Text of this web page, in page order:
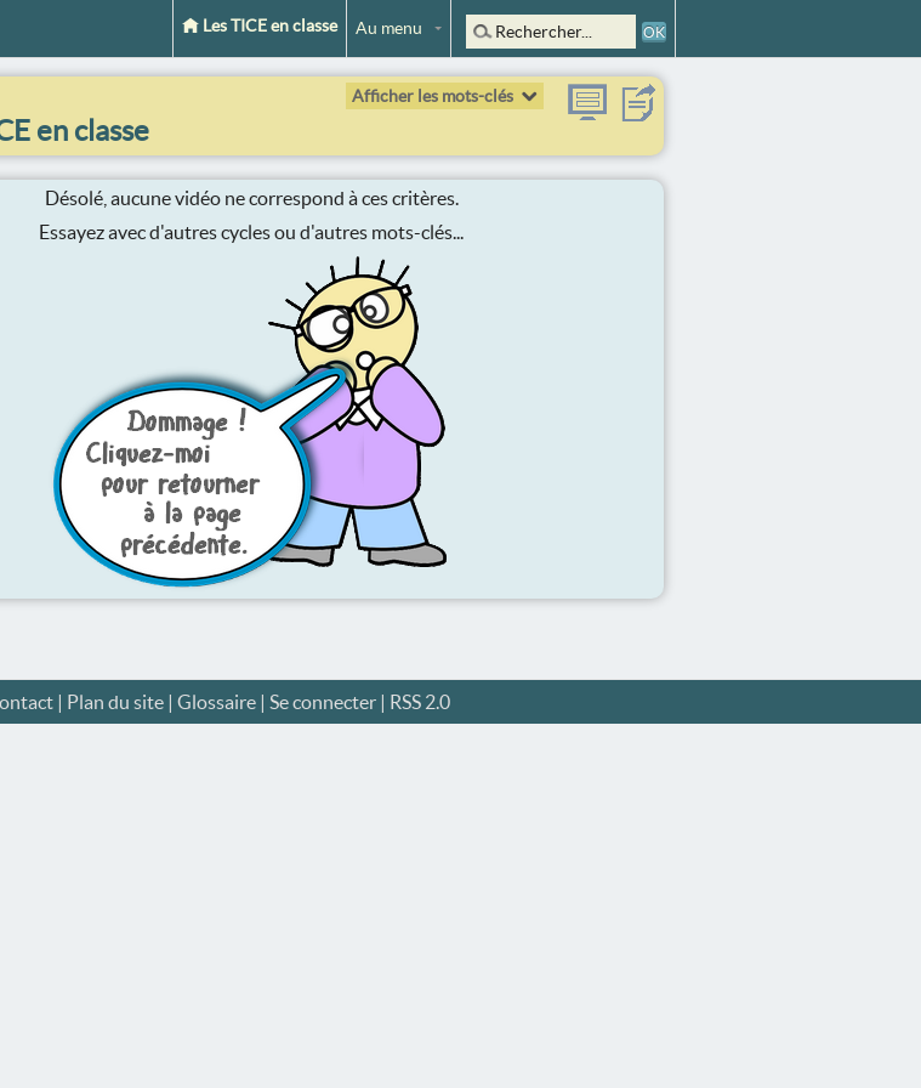
Les TICE en classe Au menu
en classe
Afficher les mots-clés
Désolé, aucune vidéo ne correspond à ces critères.
Essayez avec d'autres cycles ou d'autres mots-clés...
| Plan du site| Glossaire| Se connecter| RSS 2.0